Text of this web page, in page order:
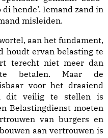
hende’. Iemand zand in
misleiden.
aan het fundament,
houdt ervan belasting te
terecht niet meer dan
betalen. Maar de
voor het draaiend
dit veilig te stellen is
Belastingdienst moeten
van burgers en
aan vertrouwen is